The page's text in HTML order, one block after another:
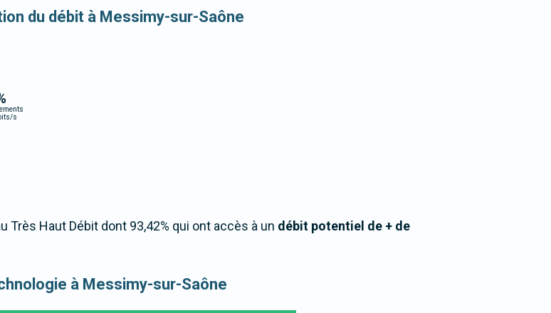
du débit à Messimy-sur-Saône
s
Haut Débit dont 93,42% qui ont accès à un débit potentiel de + de
à Messimy-sur-Saône